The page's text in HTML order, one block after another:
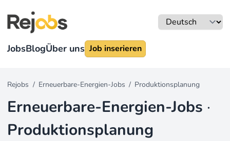
JobsBlogÜber uns Job inserieren
Rejobs / Erneuerbare-Energien-Jobs / Produktionsplanung
Erneuerbare-Energien-Jobs ·
Produktionsplanung